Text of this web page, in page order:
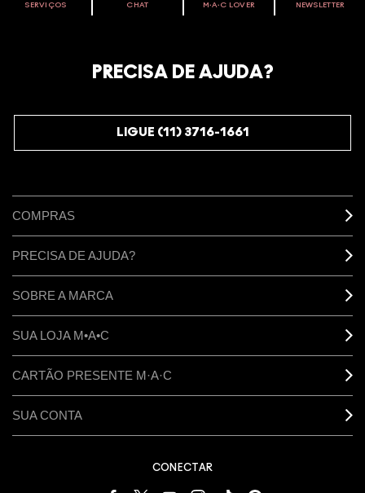
VOCÊ É M·A·C LOVER?
começando com 10% de desconto na sua próxima compra.
SERVIÇOS CHAT M∙A∙C LOVER NEWSLETTER
PRECISA DE AJUDA?
LIGUE (11) 3716-1661
COMPRAS
PRECISA DE AJUDA?
SOBRE A MARCA
SUA LOJA M•A•C
CARTÃO PRESENTE M·A·C
SUA CONTA
CONECTAR